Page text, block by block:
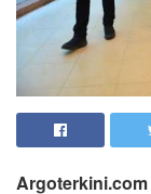
Argoterkini.com